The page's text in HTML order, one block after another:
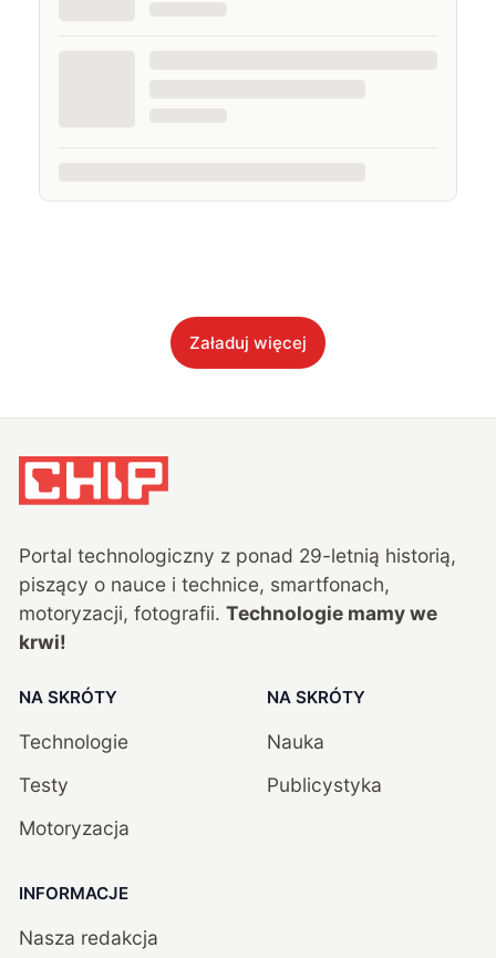
Załaduj więcej
Portal technologiczny z ponad 29-letnią historią,
piszący o nauce i technice, smartfonach,
motoryzacji, fotografii. Technologie mamy we
krwi!
NA SKRÓTY
Technologie
Testy
Motoryzacja
NA SKRÓTY
Nauka
Publicystyka
INFORMACJE
Nasza redakcja